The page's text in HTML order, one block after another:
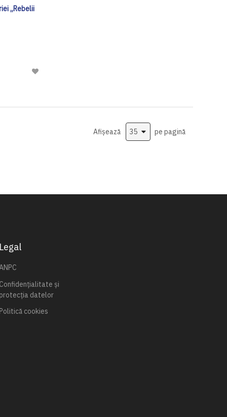
„Rebelii
Adaugă
de
Afișează
pe pagină
Legal
Confidențialitate și
protecția datelor
Politică cookies